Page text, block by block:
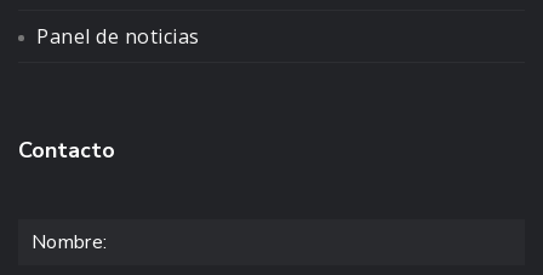
Panel de noticias
Contacto